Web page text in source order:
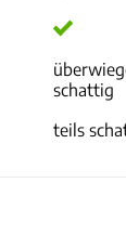
schattig
teils